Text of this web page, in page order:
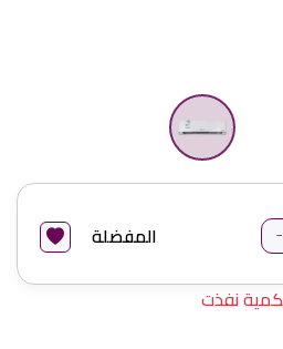
-
المفضلة
نفذت